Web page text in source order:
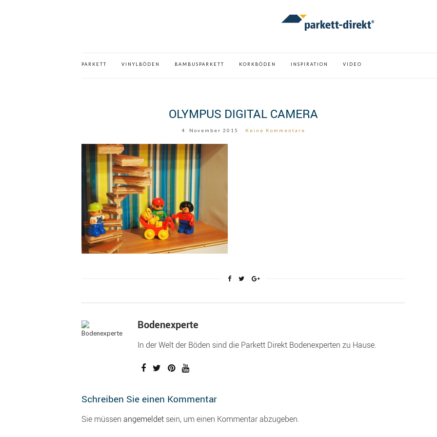
PARKETT VINYLBÖDEN BAMBUSPARKETT KORKBÖDEN INSPIRATION VIDEO
OLYMPUS DIGITAL CAMERA
4. November 2015 Keine Kommentare
Bodenexperte
In der Welt der Böden sind die Parkett Direkt Bodenexperten zu Hause.
Schreiben Sie einen Kommentar
Sie müssen angemeldet sein, um einen Kommentar abzugeben.